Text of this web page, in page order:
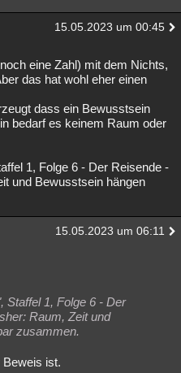
15.05.2023 um 00:45
eine Zahl) mit dem Nichts,
das hat wohl eher einen
dass ein Bewusstsein
bedarf es keinem Raum oder
1, Folge 6 - Der Reisende -
und Bewusstsein hängen
15.05.2023 um 06:11
Staffel 1, Folge 6 - Der
Raum, Zeit und
zusammen.
ist.